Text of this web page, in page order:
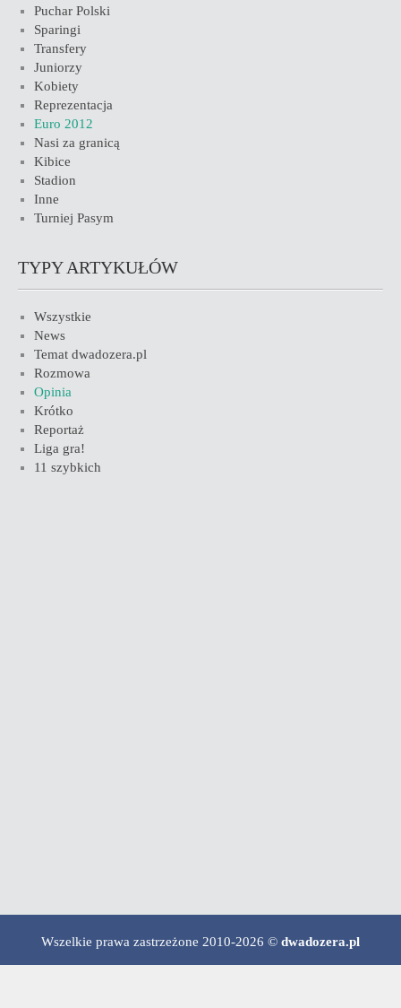
Puchar Polski
Sparingi
Transfery
Juniorzy
Kobiety
Reprezentacja
Euro 2012
Nasi za granicą
Kibice
Stadion
Inne
Turniej Pasym
TYPY ARTYKUŁÓW
Wszystkie
News
Temat dwadozera.pl
Rozmowa
Opinia
Krótko
Reportaż
Liga gra!
11 szybkich
Wszelkie prawa zastrzeżone 2010-2026 © dwadozera.pl